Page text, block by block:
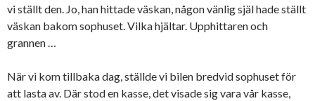
vi ställt den. Jo, han hittade väskan, någon vänlig själ hade ställt
väskan bakom sophuset. Vilka hjältar. Upphittaren och
grannen …
När vi kom tillbaka dag, ställde vi bilen bredvid sophuset för
att lasta av. Där stod en kasse, det visade sig vara vår kasse,